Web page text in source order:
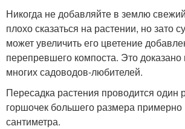
Никогда не добавляйте в землю
плохо сказаться на растении, но зато
может увеличить его цветение
перепревшего компоста. Это доказано
многих садоводов-любителей.
Пересадка растения проводится один
горшочек большего размера примерно
сантиметра.